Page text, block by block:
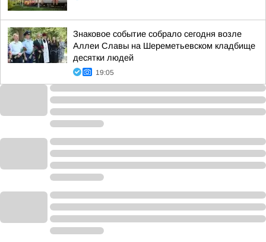
Знаковое событие собрало сегодня возле
Аллеи Славы на Шереметьевском кладбище
десятки людей
19:05